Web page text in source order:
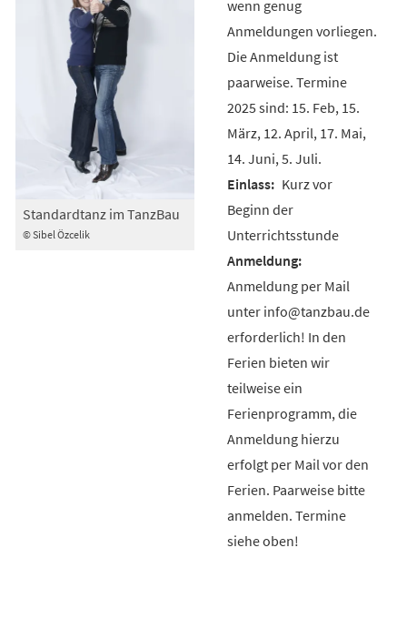
© Sibel Özcelik
Standardtanz im TanzBau
wenn genug
Anmeldungen vorliegen.
Die Anmeldung ist
paarweise. Termine
2025 sind: 15. Feb, 15.
März, 12. April, 17. Mai,
14. Juni, 5. Juli.
Kurz vor
Beginn der
Unterrichtsstunde
Anmeldung per Mail
unter info@tanzbau.de
erforderlich! In den
Ferien bieten wir
teilweise ein
Ferienprogramm, die
Anmeldung hierzu
erfolgt per Mail vor den
Ferien. Paarweise bitte
anmelden. Termine
siehe oben!